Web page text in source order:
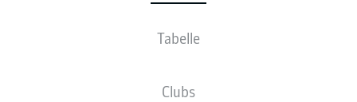
Tabelle
Clubs